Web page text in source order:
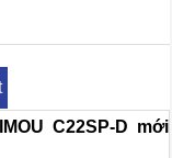
C22SP-D mới